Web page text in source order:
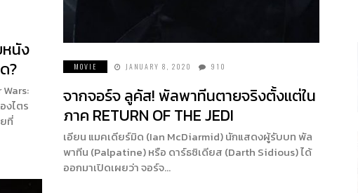
หนัง
?
งไตร
ที่
MOVIE JANUARY 8, 2020 910
จากจอร์จ ลูคัส! พัลพาทีนตายจริงตั้งแต่ใน
ภาค RETURN OF THE JEDI
เอียน แมคเดียร์มิด (Ian McDiarmid) นักแสดงผู้รับบท พัล
พาทีน (Palpatine) หรือ ดาร์ธซิเดียส (Darth Sidious) ได้
ออกมาเปิดเผยว่า จอร์จ…